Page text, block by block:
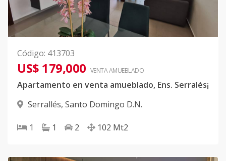
Código: 413703
US$ 179,000 VENTA AMUEBLADO
Apartamento en venta amueblado, Ens. Serralés¡
Serrallés, Santo Domingo D.N.
1 1 2 102 Mt2